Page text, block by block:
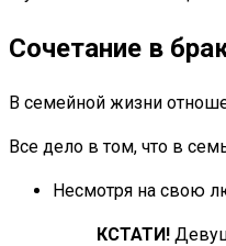
Сочетание в
В семейной жизни
Все дело в том, что в
Несмотря на свою
КСТАТИ!